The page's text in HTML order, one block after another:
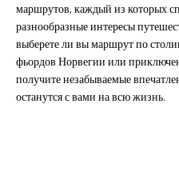
маршрутов, каждый из которых
разнообразные интересы
выберете ли вы маршрут по
фьордов Норвегии или
получите незабываемые
останутся с вами на всю жизнь.